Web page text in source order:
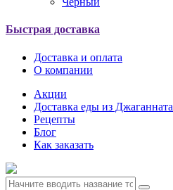
Быстрая доставка
Доставка и оплата
О компании
Акции
Доставка еды из Джаганната
Рецепты
Блог
Как заказать